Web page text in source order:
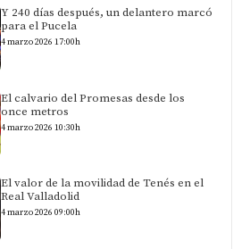
Y 240 días después, un delantero marcó
para el Pucela
4 marzo 2026 17:00h
El calvario del Promesas desde los
once metros
4 marzo 2026 10:30h
El valor de la movilidad de Tenés en el
Real Valladolid
4 marzo 2026 09:00h